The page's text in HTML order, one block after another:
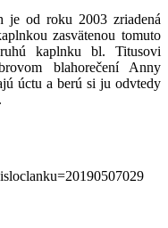
je od roku 2003 zriadená
zasvätenou tomuto
kaplnku bl. Titusovi
blahorečení Anny
úctu a berú si ju odvtedy